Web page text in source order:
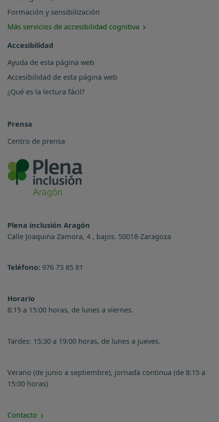
Formación y sensibilización
Más servicios de accesibilidad cognitiva
Accesibilidad
Ayuda de esta página web
Accesibilidad de esta página web
¿Qué es la lectura fácil?
Prensa
Centro de prensa
Plena inclusión Aragón
Calle Joaquina Zamora, 4 , bajos. 50018-Zaragoza
Teléfono: 976 73 85 81
Horario
8:15 a 15:00 horas, de lunes a viernes.
Tardes: 15:30 a 19:00 horas, de lunes a jueves.
Verano (de junio a septiembre), jornada continua (de 8:15 a
15:00 horas)
Contacto